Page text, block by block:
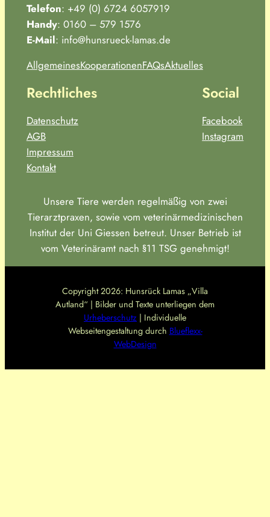
Telefon: +49 (0) 6724 6057919
Handy: 0160 – 579 1576
E-Mail: info@hunsrueck-lamas.de
AllgemeinesKooperationenFAQsAktuelles
Rechtliches
Datenschutz
AGB
Impressum
Kontakt
Social
Facebook
Instagram
Unsere Tiere werden regelmäßig von zwei
Tierarztpraxen, sowie vom veterinärmedizinischen
Institut der Uni Giessen betreut. Unser Betrieb ist
vom Veterinäramt nach §11 TSG genehmigt!
Copyright 2026: Hunsrück Lamas „Villa
Autland“ | Bilder und Texte unterliegen dem
Urheberschutz | Individuelle
Webseitengestaltung durch Blueflexx-
WebDesign